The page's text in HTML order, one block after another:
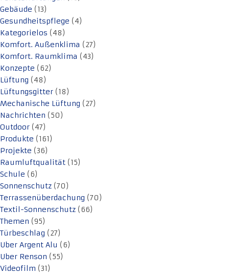
Gebäude (13)
Gesundheitspflege (4)
Kategorielos (48)
Komfort. Außenklima (27)
Komfort. Raumklima (43)
Konzepte (62)
Lüftung (48)
Lüftungsgitter (18)
Mechanische Lüftung (27)
Nachrichten (50)
Outdoor (47)
Produkte (161)
Projekte (36)
Raumluftqualität (15)
Schule (6)
Sonnenschutz (70)
Terrassenüberdachung (70)
Textil-Sonnenschutz (66)
Themen (95)
Türbeschlag (27)
Uber Argent Alu (6)
Uber Renson (55)
Videofilm (31)